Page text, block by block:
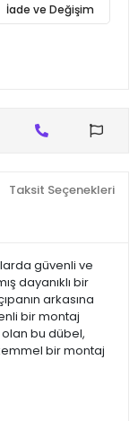
İade ve Değişim
Taksit Seçenekleri
güvenli ve
dayanıklı bir
arkasına
bir montaj
bu dübel,
bir montaj